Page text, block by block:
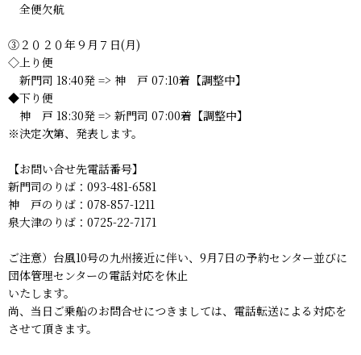
全便欠航
③２０２０年９月７日(月)
◇上り便
新門司 18:40発 => 神 戸 07:10着【調整中】
◆下り便
神 戸 18:30発 => 新門司 07:00着【調整中】
※決定次第、発表します。
【お問い合せ先電話番号】
新門司のりば：093-481-6581
神 戸のりば：078-857-1211
泉大津のりば：0725-22-7171
ご注意）台風10号の九州接近に伴い、9月7日の予約センター並びに
団体管理センターの電話対応を休止
いたします。
尚、当日ご乗船のお問合せにつきましては、電話転送による対応を
させて頂きます。